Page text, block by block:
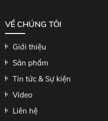
VỀ CHÚNG TÔI
Giới thiệu
Sản phẩm
Tin tức & Sự kiện
Video
Liên hệ